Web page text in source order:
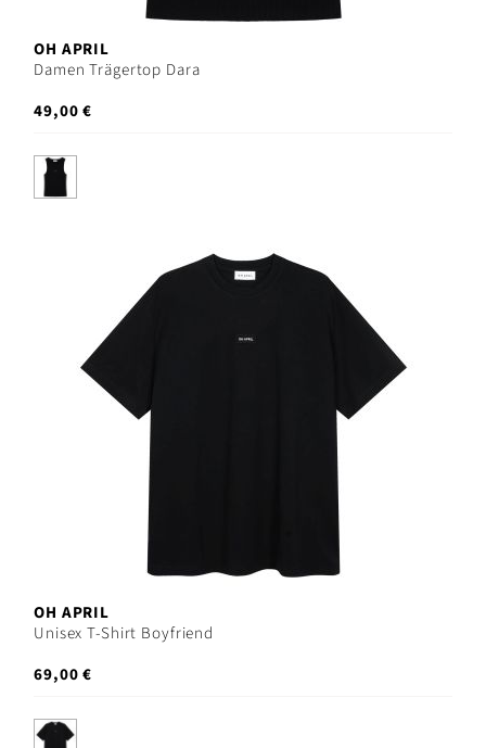
OH APRIL
Damen Trägertop Dara
49,00 €
OH APRIL
Unisex T-Shirt Boyfriend
69,00 €